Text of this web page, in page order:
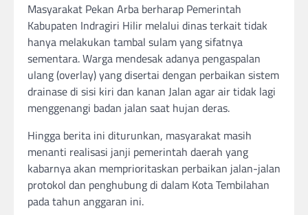
​Masyarakat Pekan Arba berharap Pemerintah
Kabupaten Indragiri Hilir melalui dinas terkait tidak
hanya melakukan tambal sulam yang sifatnya
sementara. Warga mendesak adanya pengaspalan
ulang (overlay) yang disertai dengan perbaikan sistem
drainase di sisi kiri dan kanan Jalan agar air tidak lagi
menggenangi badan jalan saat hujan deras.
​Hingga berita ini diturunkan, masyarakat masih
menanti realisasi janji pemerintah daerah yang
kabarnya akan memprioritaskan perbaikan jalan-jalan
protokol dan penghubung di dalam Kota Tembilahan
pada tahun anggaran ini.